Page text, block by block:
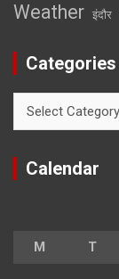
Weather इंदौर
Categories
Calendar
M T